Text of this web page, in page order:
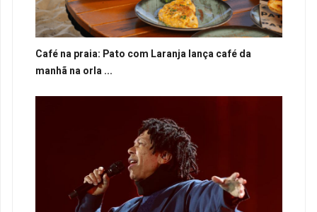
Café na praia: Pato com Laranja lança café da
manhã na orla ...